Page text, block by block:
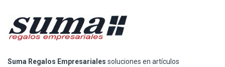
Suma Regalos Empresariales soluciones en artículos